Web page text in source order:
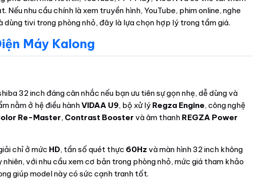
nhu cầu chính là xem truyền hình, YouTube, phim online, nghe
dùng tivi trong phòng nhỏ, đây là lựa chọn hợp lý trong tầm giá.
Máy Kalong
32 inch đáng cân nhắc nếu bạn ưu tiên sự gọn nhẹ, dễ dùng và
nằm ở hệ điều hànhVIDAA U9, bộ xử lý Regza Engine, công nghệ
Re-Master, Contrast Booster và âm thanh REGZA Power
chỉ ở mức HD, tần số quét thực 60Hz và màn hình 32 inch không
với nhu cầu xem cơ bản trong phòng nhỏ, mức giá tham khảo
giúp model này có sức cạnh tranh tốt.